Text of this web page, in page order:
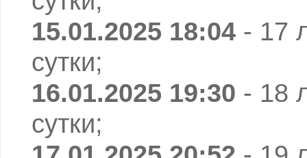
15.01.2025 18:04 - 17
сутки;
16.01.2025 19:30 - 18
сутки;